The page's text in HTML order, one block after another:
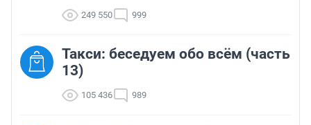
249 550 999
Такси: беседуем обо всём (часть
13)
105 436 989